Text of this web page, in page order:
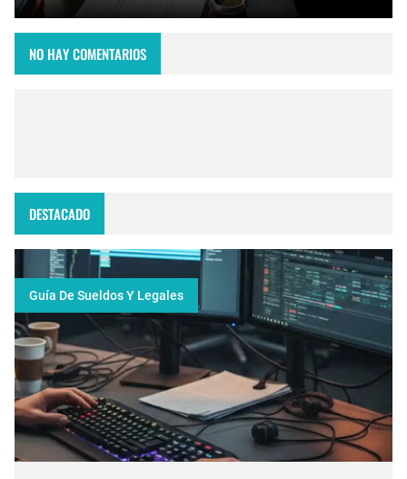
NO HAY COMENTARIOS
DESTACADO
Guía De Sueldos Y Legales